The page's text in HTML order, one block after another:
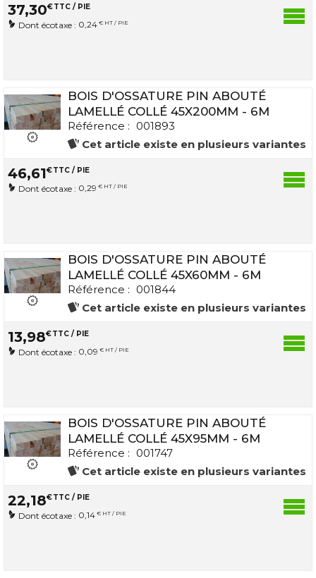
37,30€TTC / PIE
Dont écotaxe : 0,24 € HT / PIE
BOIS D'OSSATURE PIN ABOUTÉ
LAMELLÉ COLLÉ 45X200MM - 6M
Référence : 001893
Cet article existe en plusieurs variantes
46,61€TTC / PIE
Dont écotaxe : 0,29 € HT / PIE
BOIS D'OSSATURE PIN ABOUTÉ
LAMELLÉ COLLÉ 45X60MM - 6M
Référence : 001844
Cet article existe en plusieurs variantes
13,98€TTC / PIE
Dont écotaxe : 0,09 € HT / PIE
BOIS D'OSSATURE PIN ABOUTÉ
LAMELLÉ COLLÉ 45X95MM - 6M
Référence : 001747
Cet article existe en plusieurs variantes
22,18€TTC / PIE
Dont écotaxe : 0,14 € HT / PIE